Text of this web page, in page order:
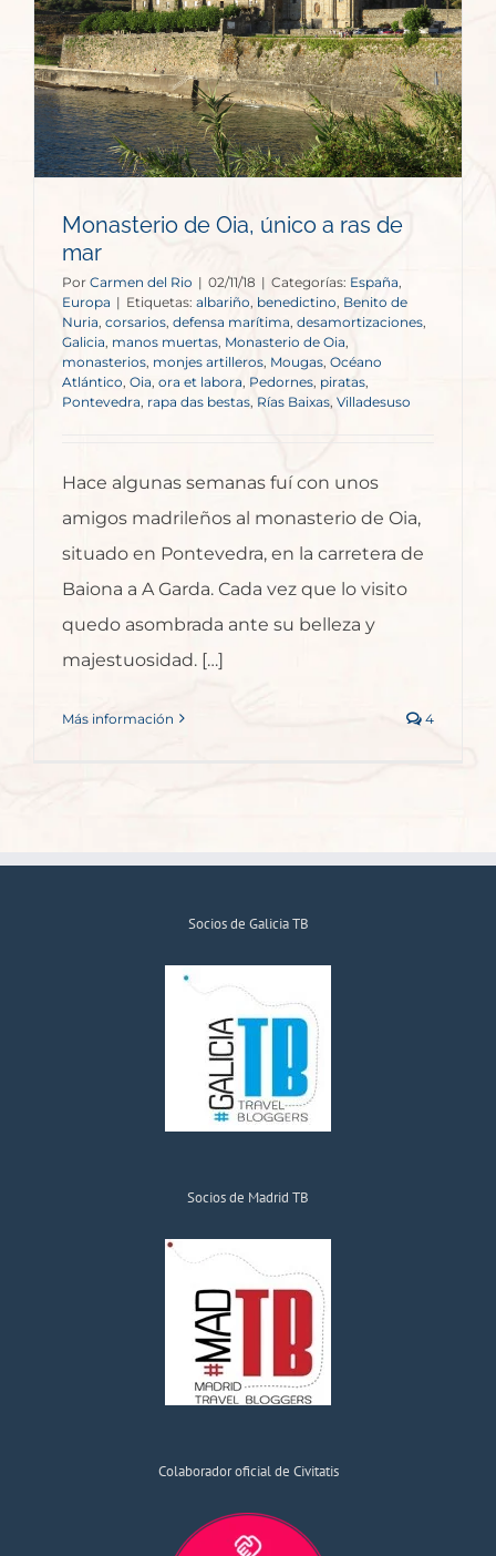
Monasterio de Oia, único a ras de
mar
Por Carmen del Rio | 02/11/18 | Categorías: España
Europa | Etiquetas: albariño benedictino, Benito de
Nuria, corsarios defensa marítima desamortizaciones,
Galicia manos muertas Monasterio de Oia,
monasterios, monjes artilleros Mougas, Océano
Atlántico Oia, ora et labora Pedornes piratas
Pontevedra rapa das bestas, Rías Baixas, Villadesuso
Hace algunas semanas fuí con unos
amigos madrileños al monasterio de Oia,
situado en Pontevedra, en la carretera de
Baiona a A Garda. Cada vez que lo visito
quedo asombrada ante su belleza y
majestuosidad. […]
Más información 4
Socios de Galicia TB
Socios de Madrid TB
Colaborador oficial de Civitatis